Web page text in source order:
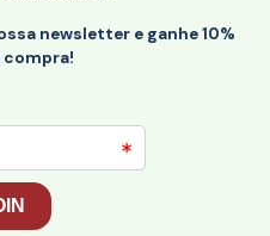
newsletter e ganhe 10%
compra!